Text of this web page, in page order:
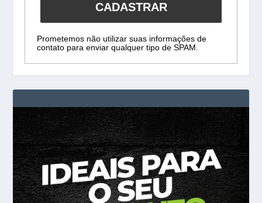
CADASTRAR
Prometemos não utilizar suas informações de
contato para enviar qualquer tipo de SPAM.